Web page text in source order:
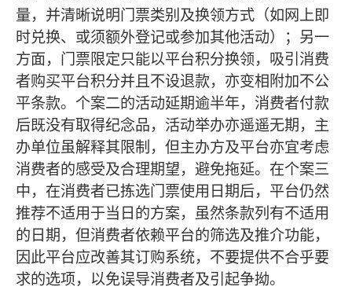
量，并清晰说明门票类别及换领方式（如网上即
时兑换、或须额外登记或参加其他活动）；另一
方面，门票限定只能以平台积分换领，吸引消费
者购买平台积分并且不设退款，亦变相附加不公
平条款。个案二的活动延期逾半年，消费者付款
后既没有取得纪念品，活动举办亦遥遥无期，主
办单位虽解释其限制，但主办方及平台亦宜考虑
消费者的感受及合理期望，避免拖延。在个案三
中，在消费者已拣选门票使用日期后，平台仍然
推荐不适用于当日的方案，虽然条款列有不适用
的日期，但消费者依赖平台的筛选及推介功能，
因此平台应改善其订购系统，不要提供不合乎要
求的选项，以免误导消费者及引起争拗。